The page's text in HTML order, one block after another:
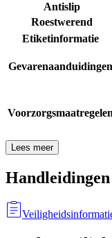
Antislip
Roestwerend
Etiketinformatie
Gevarenaanduidingen
Voorzorgsmaatregelen
Lees meer